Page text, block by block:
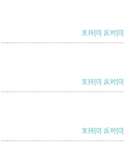
支持[0] 反对[0]
支持[0] 反对[0]
支持[0] 反对[0]